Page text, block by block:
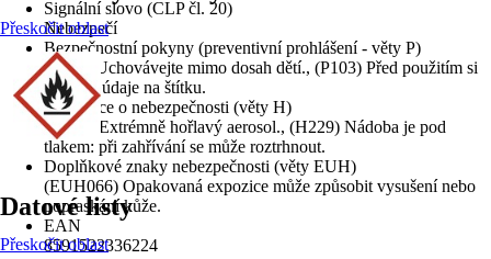
Signální slovo (CLP čl. 20)
Nebezpečí
Bezpečnostní pokyny (preventivní prohlášení - věty P)
(P102) Uchovávejte mimo dosah dětí., (P103) Před použitím si
přečtěte údaje na štítku.
Informace o nebezpečnosti (věty H)
(H222) Extrémně hořlavý aerosol., (H229) Nádoba je pod
tlakem: při zahřívání se může roztrhnout.
Doplňkové znaky nebezpečnosti (věty EUH)
(EUH066) Opakovaná expozice může způsobit vysušení nebo
popraskání kůže.
EAN
8591522336224
Přeskočit oblast
Datové listy
Přeskočit oblast